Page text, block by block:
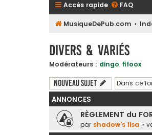
Accès rapide FAQ
MusiqueDePub.com
Divers & Variés
Modérateurs : dingo, fifoox
Nouveau sujet
ANNONCES
RÈGLEMENT du
par shadow's lisa »